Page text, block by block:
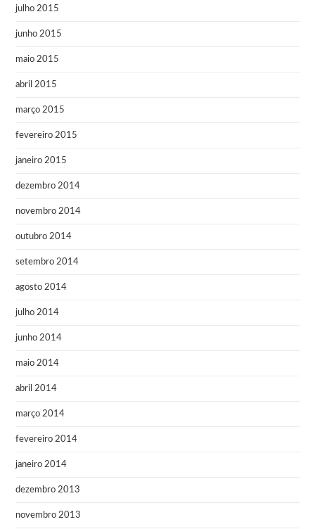
julho 2015
junho 2015
maio 2015
abril 2015
março 2015
fevereiro 2015
janeiro 2015
dezembro 2014
novembro 2014
outubro 2014
setembro 2014
agosto 2014
julho 2014
junho 2014
maio 2014
abril 2014
março 2014
fevereiro 2014
janeiro 2014
dezembro 2013
novembro 2013